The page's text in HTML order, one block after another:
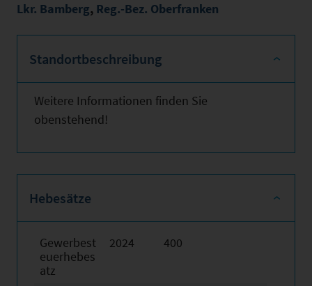
Lkr. Bamberg, Reg.-Bez. Oberfranken
Standortbeschreibung
Weitere Informationen finden Sie
obenstehend!
Hebesätze
Gewerbest
euerhebes
atz
2024 400